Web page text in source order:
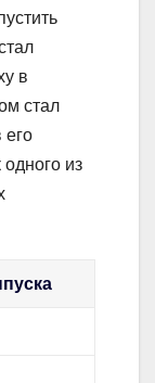
в
стал
его
одного из